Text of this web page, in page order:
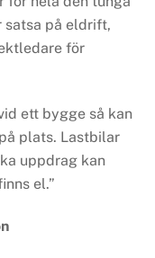
satsa på eldrift,
för
ett bygge så kan
plats. Lastbilar
uppdrag kan
el.”